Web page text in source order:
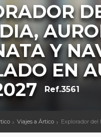
Y
EN
Ref.3561
Viajes a Ártico Explorador del